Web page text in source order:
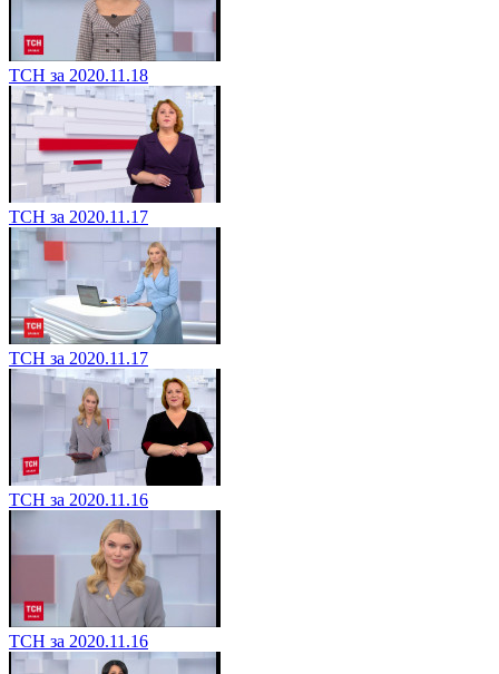
ТСН за 2020.11.18
ТСН за 2020.11.17
ТСН за 2020.11.17
ТСН за 2020.11.16
ТСН за 2020.11.16